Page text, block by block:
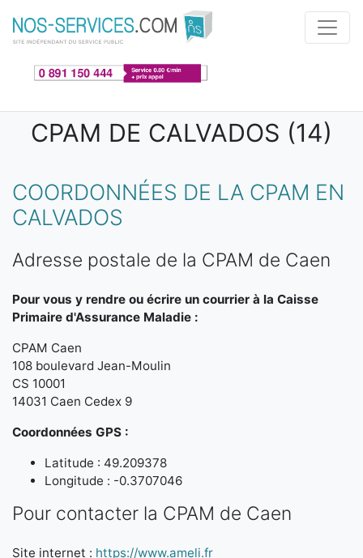
Aller au contenu principal
CPAM DE CALVADOS (14)
COORDONNÉES DE LA CPAM EN
CALVADOS
Adresse postale de la CPAM de Caen
Pour vous y rendre ou écrire un courrier à la Caisse
Primaire d'Assurance Maladie :
CPAM Caen
108 boulevard Jean-Moulin
CS 10001
14031 Caen Cedex 9
Coordonnées GPS :
Latitude : 49.209378
Longitude : -0.3707046
Pour contacter la CPAM de Caen
Site internet : https://www.ameli.fr